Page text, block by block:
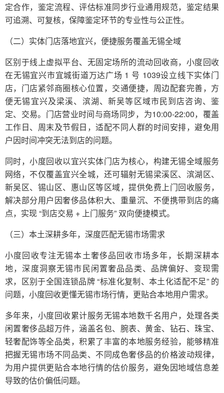
定合作，鉴定流程、评估标准同步行业通用规范，鉴定结果
可追溯、可复核，保障鉴定环节的专业性与公正性。
（二）实体门店落地宜兴，便捷服务覆盖无锡全域
区别于线上虚拟平台、无固定场所的流动回收商，小度回收
在无锡宜兴市宜城街道万达广场 1 号 1039设立线下实体门
店，门店紧邻商圈核心位置，交通便捷，周边配套完善，方
便无锡宜兴及梁溪、滨湖、新吴等区域市民到店咨询、鉴
定、交易。门店营业时间与商场同步，为10:00-22:00，覆盖
工作日、周末及节假日，适配不同人群的时间安排，避免用
户因时间冲突无法到店的问题。
同时，小度回收以宜兴实体门店为核心，构建无锡全域服务
网络，不仅覆盖宜兴全城，还可辐射无锡梁溪区、滨湖区、
新吴区、锡山区、惠山区等区域，提供免费上门回收服务，
解决部分用户因奢侈品体积大、重量沉、不便携带到店的痛
点，实现 “到店交易 + 上门服务” 双向便捷模式。
（三）本土深耕多年，深度匹配无锡市场需求
小度回收专注无锡本土奢侈品回收市场多年，长期深耕本
地，深度洞察无锡市民闲置奢品品类、品牌偏好、变现需
求，区别于全国连锁品牌 “标准化复制、本土化适配不足” 的
问题，小度回收更懂无锡市场行情，更贴合本地用户需求。
多年来，小度回收累计服务无锡本地数千名用户，处理各类
闲置奢侈品超万件，涵盖名包、腕表、黄金、钻石、珠宝、
轻奢配饰等全品类，积累了丰富的本地服务经验，能够精准
把握无锡市场不同品类、不同成色奢侈品的价格波动规律，
为用户提供更贴合本地行情的估价服务，避免因地域信息差
导致的估价偏低问题。